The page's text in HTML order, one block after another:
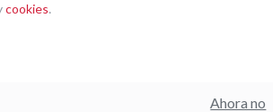
cookies.
Ahora no